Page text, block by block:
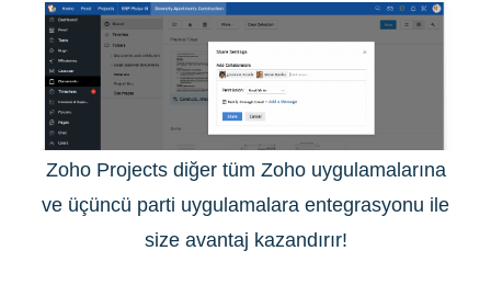
Zoho Projects diğer tüm Zoho uygulamalarına
ve üçüncü parti uygulamalara entegrasyonu ile
size avantaj kazandırır!